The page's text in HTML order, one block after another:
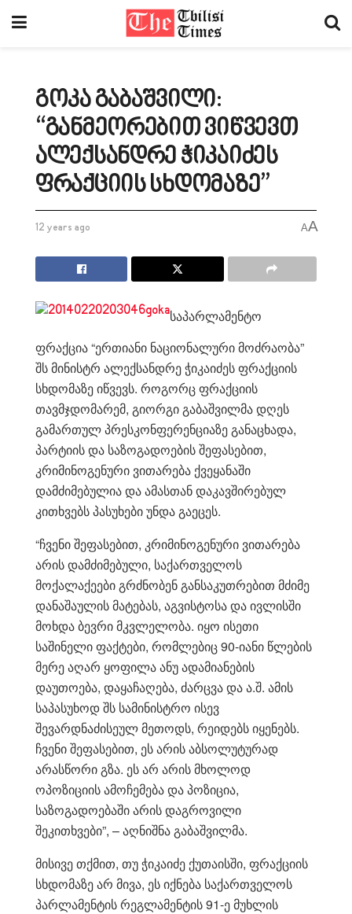
გოკა გაბაშვილი:
“განმეორებით ვიწვევთ
ალექსანდრე ჭიკაიძეს
ფრაქციის სხდომაზე”
12 years ago AA
საპარლამენტო
ფრაქცია “ერთიანი ნაციონალური მოძრაობა”
შს მინისტრ ალექსანდრე ჭიკაიძეს ფრაქციის
სხდომაზე იწვევს. როგორც ფრაქციის
თავმჯდომარემ, გიორგი გაბაშვილმა დღეს
გამართულ პრესკონფერენციაზე განაცხადა,
პარტიის და საზოგადოების შეფასებით,
კრიმინოგენური ვითარება ქვეყანაში
დამძიმებულია და ამასთან დაკავშირებულ
კითხვებს პასუხები უნდა გაეცეს.
“ჩვენი შეფასებით, კრიმინოგენური ვითარება
არის დამძიმებული, საქართველოს
მოქალაქეები გრძნობენ განსაკუთრებით მძიმე
დანაშაულის მატებას, აგვისტოსა და ივლისში
მოხდა ბევრი მკვლელობა. იყო ისეთი
საშინელი ფაქტები, რომლებიც 90-იანი წლების
მერე აღარ ყოფილა ანუ ადამიანების
დაუთოება, დაყაჩაღება, ძარცვა და ა.შ. ამის
საპასუხოდ შს სამინისტრო ისევ
შევარდნაძისეულ მეთოდს, რეიდებს იყენებს.
ჩვენი შეფასებით, ეს არის აბსოლუტურად
არასწორი გზა. ეს არ არის მხოლოდ
ოპოზიციის ამოჩემება და პოზიცია,
საზოგადოებაში არის დაგროვილი
შეკითხვები”, – აღნიშნა გაბაშვილმა.
მისივე თქმით, თუ ჭიკაიძე ქუთაისში, ფრაქციის
სხდომაზე არ მივა, ეს იქნება საქართველოს
პარლამენტის რეგლამენტის 91-ე მუხლის